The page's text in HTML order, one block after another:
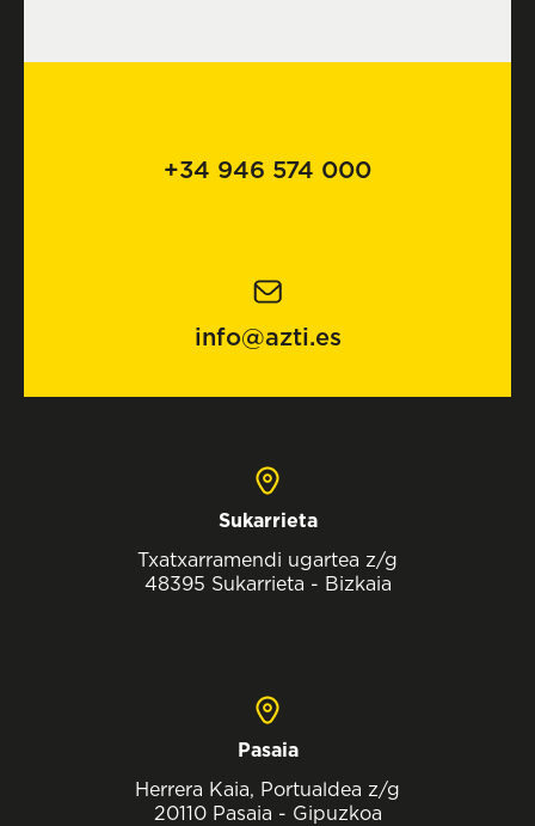
+34 946 574 000
info@azti.es
Sukarrieta
Txatxarramendi ugartea z/g
48395 Sukarrieta - Bizkaia
Pasaia
Herrera Kaia, Portualdea z/g
20110 Pasaia - Gipuzkoa